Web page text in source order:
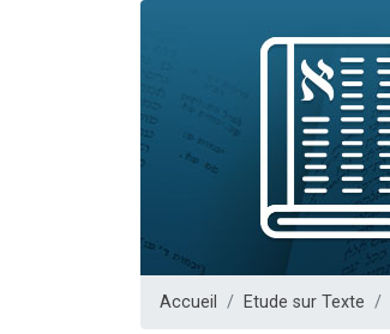
Accueil Etude sur Texte